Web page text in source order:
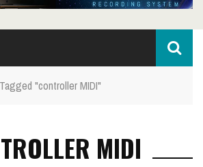
"controller MIDI"
MIDI